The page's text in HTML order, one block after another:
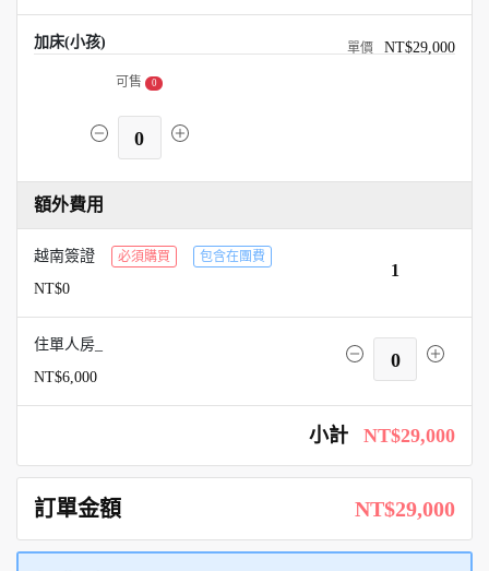
加床(小孩) NT$29,000
可售 0
0
額外費用
越南簽證 必須購買 包含在團費
NT$0
1
住單人房_
NT$6,000
0
小計 NT$29,000
訂單金額 NT$29,000